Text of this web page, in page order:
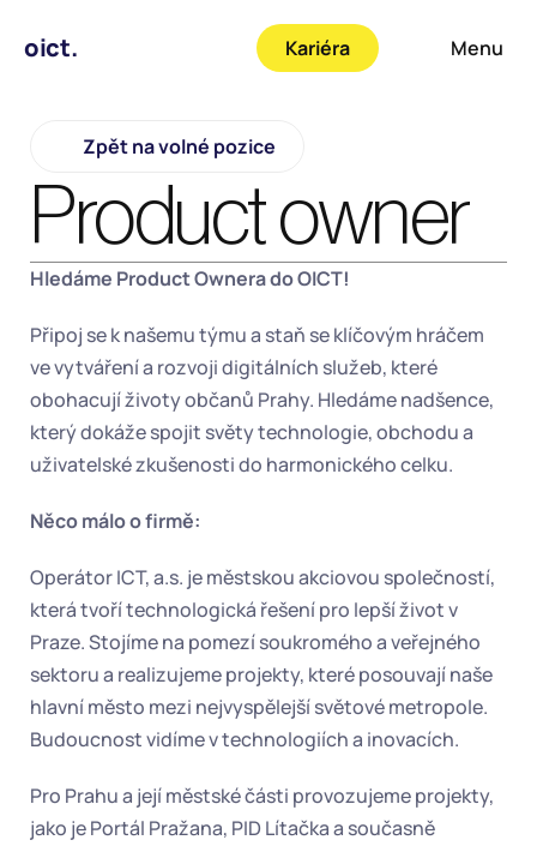
Zpět na volné pozice
Product owner
Hledáme Product Ownera do OICT!
Připoj se k našemu týmu a staň se klíčovým hráčem
ve vytváření a rozvoji digitálních služeb, které
obohacují životy občanů Prahy. Hledáme nadšence,
který dokáže spojit světy technologie, obchodu a
uživatelské zkušenosti do harmonického celku.
Něco málo o firmě:
Operátor ICT, a.s. je městskou akciovou společností,
která tvoří technologická řešení pro lepší život v
Praze. Stojíme na pomezí soukromého a veřejného
sektoru a realizujeme projekty, které posouvají naše
hlavní město mezi nejvyspělejší světové metropole.
Budoucnost vidíme v technologiích a inovacích.
Pro Prahu a její městské části provozujeme projekty,
jako je Portál Pražana, PID Lítačka a současně
Kariéra Menu
oict.